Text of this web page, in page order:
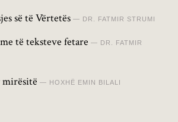
së të Vërtetës DR. FATMIR STRUMI
të teksteve fetare DR. FATMIR
HOXHË EMIN BILALI